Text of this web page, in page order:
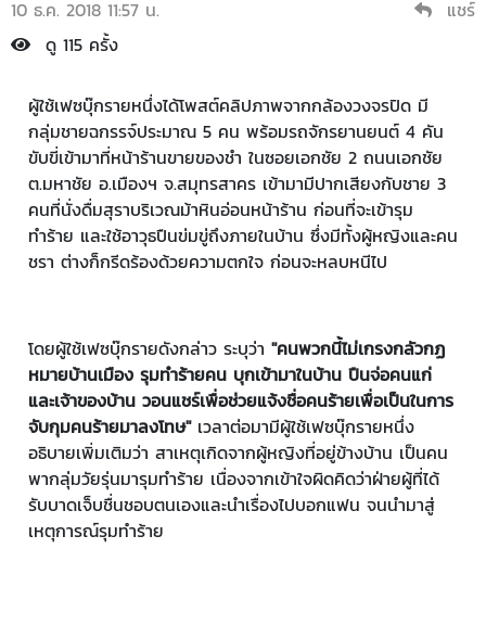
10 ธ.ค. 2018 11:57 น.
แชร์
ดู 115 ครั้ง
ผู้ใช้เฟซบุ๊กรายหนึ่งได้โพสต์คลิปภาพจากกล้องวงจรปิด มี
กลุ่มชายฉกรรจ์ประมาณ 5 คน พร้อมรถจักรยานยนต์ 4 คัน
ขับขี่เข้ามาที่หน้าร้านขายของชำ ในซอยเอกชัย 2 ถนนเอกชัย
ต.มหาชัย อ.เมืองฯ จ.สมุทรสาคร เข้ามามีปากเสียงกับชาย 3
คนที่นั่งดื่มสุราบริเวณม้าหินอ่อนหน้าร้าน ก่อนที่จะเข้ารุม
ทำร้าย และใช้อาวุธปืนข่มขู่ถึงภายในบ้าน ซึ่งมีทั้งผู้หญิงและคน
ชรา ต่างก็กรีดร้องด้วยความตกใจ ก่อนจะหลบหนีไป
โดยผู้ใช้เฟซบุ๊กรายดังกล่าว ระบุว่า "คนพวกนี้ไม่เกรงกลัวกฏ
หมายบ้านเมือง รุมทำร้ายคน บุกเข้ามาในบ้าน ปืนจ่อคนแก่
และเจ้าของบ้าน วอนแชร์เพื่อช่วยแจ้งชื่อคนร้ายเพื่อเป็นในการ
จับกุมคนร้ายมาลงโทษ" เวลาต่อมามีผู้ใช้เฟซบุ๊กรายหนึ่ง
อธิบายเพิ่มเติมว่า สาเหตุเกิดจากผู้หญิงที่อยู่ข้างบ้าน เป็นคน
พากลุ่มวัยรุ่นมารุมทำร้าย เนื่องจากเข้าใจผิดคิดว่าฝ่ายผู้ที่ได้
รับบาดเจ็บชื่นชอบตนเองและนำเรื่องไปบอกแฟน จนนำมาสู่
เหตุการณ์รุมทำร้าย